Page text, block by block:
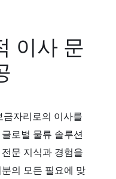
이사 문
자리로의 이사를
로벌 물류 솔루션
문 지식과 경험을
의 모든 필요에 맞